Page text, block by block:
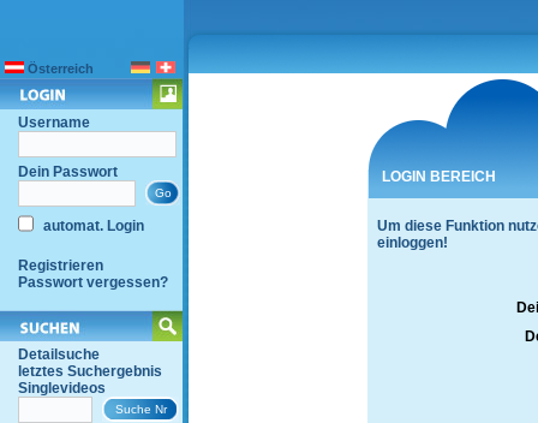
Österreich
Username
Dein Passwort
automat. Login
Registrieren
Passwort vergessen?
Detailsuche
letztes Suchergebnis
Singlevideos
LOGIN BEREICH
Um diese Funktion
einloggen!